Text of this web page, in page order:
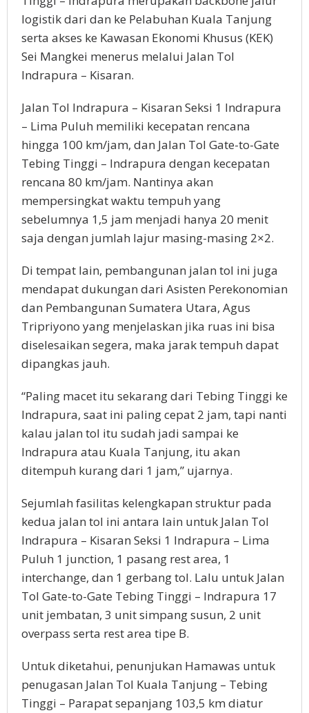
logistik dari dan ke Pelabuhan Kuala Tanjung
serta akses ke Kawasan Ekonomi Khusus (KEK)
Sei Mangkei menerus melalui Jalan Tol
Indrapura – Kisaran.
Jalan Tol Indrapura – Kisaran Seksi 1 Indrapura
– Lima Puluh memiliki kecepatan rencana
hingga 100 km/jam, dan Jalan Tol Gate-to-Gate
Tebing Tinggi – Indrapura dengan kecepatan
rencana 80 km/jam. Nantinya akan
mempersingkat waktu tempuh yang
sebelumnya 1,5 jam menjadi hanya 20 menit
saja dengan jumlah lajur masing-masing 2×2.
Di tempat lain, pembangunan jalan tol ini juga
mendapat dukungan dari Asisten Perekonomian
dan Pembangunan Sumatera Utara, Agus
Tripriyono yang menjelaskan jika ruas ini bisa
diselesaikan segera, maka jarak tempuh dapat
dipangkas jauh.
“Paling macet itu sekarang dari Tebing Tinggi ke
Indrapura, saat ini paling cepat 2 jam, tapi nanti
kalau jalan tol itu sudah jadi sampai ke
Indrapura atau Kuala Tanjung, itu akan
ditempuh kurang dari 1 jam,” ujarnya.
Sejumlah fasilitas kelengkapan struktur pada
kedua jalan tol ini antara lain untuk Jalan Tol
Indrapura – Kisaran Seksi 1 Indrapura – Lima
Puluh 1 junction, 1 pasang rest area, 1
interchange, dan 1 gerbang tol. Lalu untuk Jalan
Tol Gate-to-Gate Tebing Tinggi – Indrapura 17
unit jembatan, 3 unit simpang susun, 2 unit
overpass serta rest area tipe B.
Untuk diketahui, penunjukan Hamawas untuk
penugasan Jalan Tol Kuala Tanjung – Tebing
Tinggi – Parapat sepanjang 103,5 km diatur